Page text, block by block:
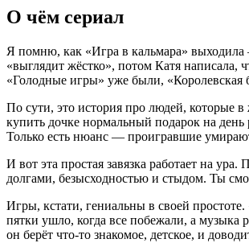
О чём сериал
Я помню, как «Игра в кальмара» выходила
«выглядит жёстко», потом Катя написала,
«Голодные игры» уже были, «Королевская
По сути, это история про людей, которые
купить дочке нормальный подарок на
Только есть нюанс — проигравшие
И вот эта простая завязка работает на
долгами, безысходностью и стыдом. Ты
Игры, кстати, гениальны в своей
пятки ушло, когда все побежали, а музыка
он берёт что-то знакомое, детское, и